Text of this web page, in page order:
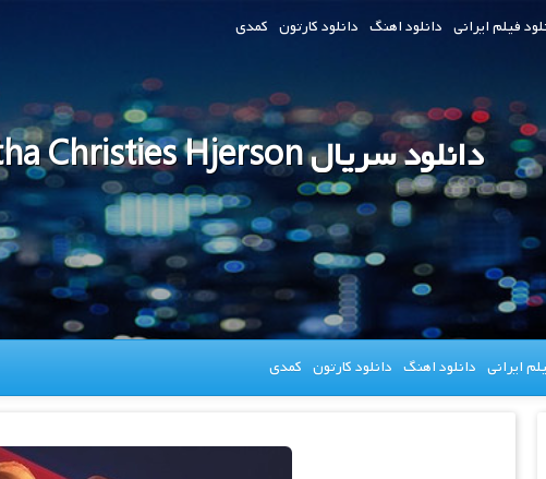
فیلم ایرانی دانلود اهنگ دانلود کارتون کمدی
دانلود سریال Agatha Christies Hjerson
ایرانی دانلود اهنگ دانلود کارتون کمدی